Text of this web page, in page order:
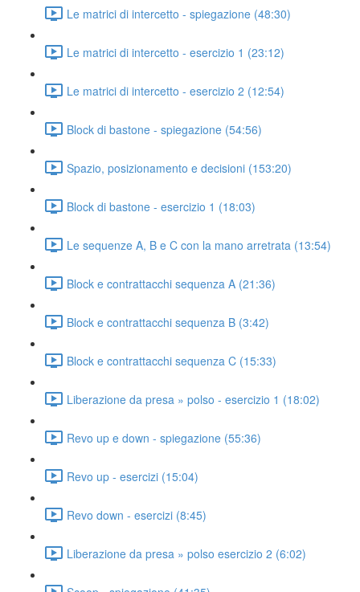
Le matrici di intercetto - spiegazione (48:30)
Le matrici di intercetto - esercizio 1 (23:12)
Le matrici di intercetto - esercizio 2 (12:54)
Block di bastone - spiegazione (54:56)
Spazio, posizionamento e decisioni (153:20)
Block di bastone - esercizio 1 (18:03)
Le sequenze A, B e C con la mano arretrata (13:54)
Block e contrattacchi sequenza A (21:36)
Block e contrattacchi sequenza B (3:42)
Block e contrattacchi sequenza C (15:33)
Liberazione da presa » polso - esercizio 1 (18:02)
Revo up e down - spiegazione (55:36)
Revo up - esercizi (15:04)
Revo down - esercizi (8:45)
Liberazione da presa » polso esercizio 2 (6:02)